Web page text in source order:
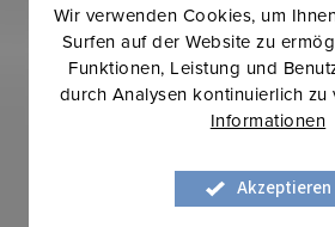
Wir verwenden Cookies, um
Surfen auf der Website zu
Funktionen, Leistung und
durch Analysen kontinuierlich zu
Informationen
Akzeptieren
2 €
IN DEN
Auf Lager6,35